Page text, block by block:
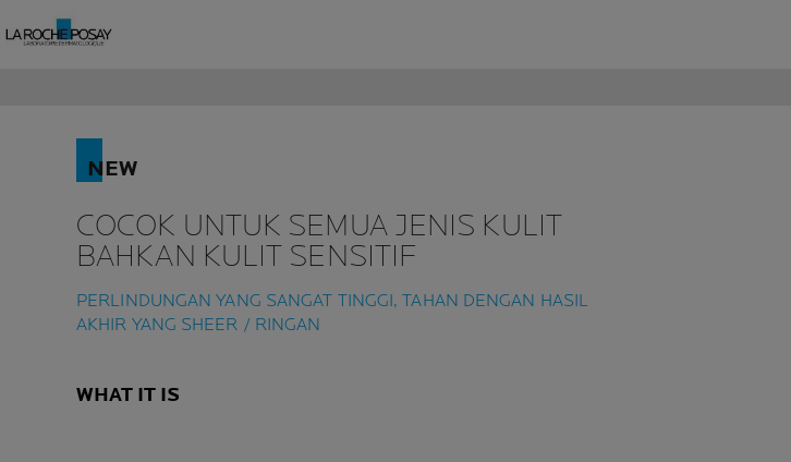
NEW
COCOK UNTUK SEMUA JENIS KULIT
BAHKAN KULIT SENSITIF
PERLINDUNGAN YANG SANGAT TINGGI, TAHAN DENGAN HASIL
AKHIR YANG SHEER / RINGAN
WHAT IT IS